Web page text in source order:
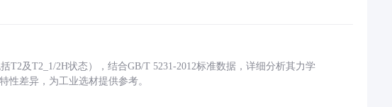
T2及T2_1/2H状态），结合GB/T 5231-2012标准数据，详细分析其力学
性差异，为工业选材提供参考。